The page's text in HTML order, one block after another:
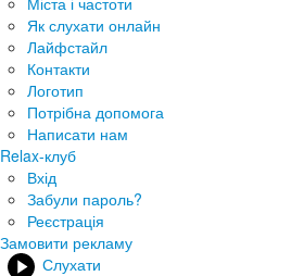
Як слухати онлайн
Лайфстайл
Контакти
Логотип
Потрібна допомога
Написати нам
Relax-клуб
Вхід
Забули пароль?
Реєстрація
Замовити рекламу
Слухати